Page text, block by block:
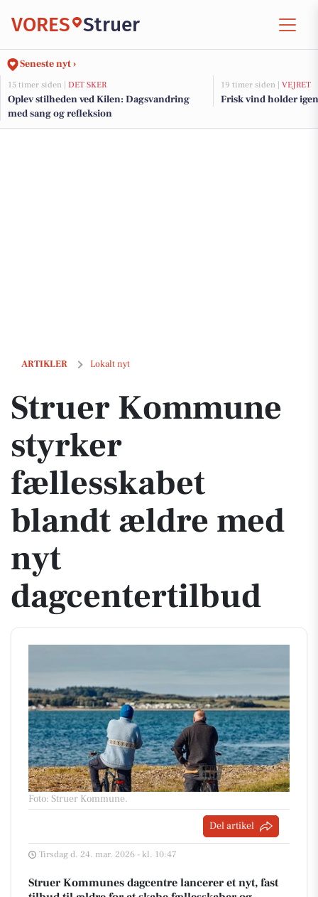
VORES Struer
Seneste nyt ›
15 timer siden | DET SKER
Oplev stilheden ved Kilen: Dagsvandring
med sang og refleksion
19 timer siden | VEJRET
Frisk vind holder
ARTIKLER Lokalt nyt
Struer Kommune styrker fællesskabet blandt ældre med nyt
Struer Kommune
styrker
fællesskabet
blandt ældre med
nyt
dagcentertilbud
Foto: Struer Kommune.
Del artikel
Tirsdag d. 24. mar. 2026 - kl. 10:47
Struer Kommunes dagcentre lancerer et nyt, fast